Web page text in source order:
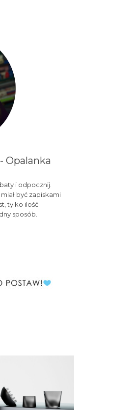
Opalanka
i odpocznij.
być zapiskami
tylko ilość
sposób.